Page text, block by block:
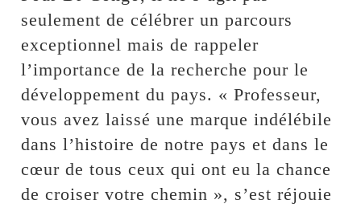
seulement de célébrer un parcours
exceptionnel mais de rappeler
l’importance de la recherche pour le
développement du pays. « Professeur,
vous avez laissé une marque indélébile
dans l’histoire de notre pays et dans le
cœur de tous ceux qui ont eu la chance
de croiser votre chemin », s’est réjouie